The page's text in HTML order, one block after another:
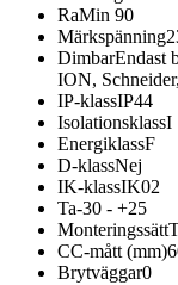
RaMin 90
Märkspänning
DimbarEndast
ION,
IP-klassIP44
IsolationsklassI
EnergiklassF
D-klassNej
IK-klassIK02
Ta-30 - +25
Monteringssätt
CC-mått (mm)
Brytväggar0